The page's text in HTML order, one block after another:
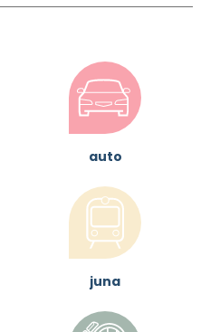
auto
juna